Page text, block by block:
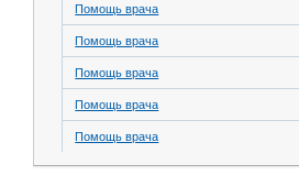
Помощь врача
Помощь врача
Помощь врача
Помощь врача
Помощь врача